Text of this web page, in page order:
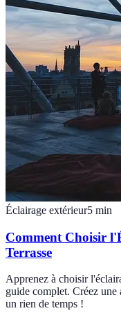
Éclairage extérieur5 min
Comment Choisir
Terrasse
Apprenez à choisir
guide complet. Créez une
un rien de temps !